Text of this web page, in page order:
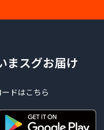
まスグお届け
ドはこちら